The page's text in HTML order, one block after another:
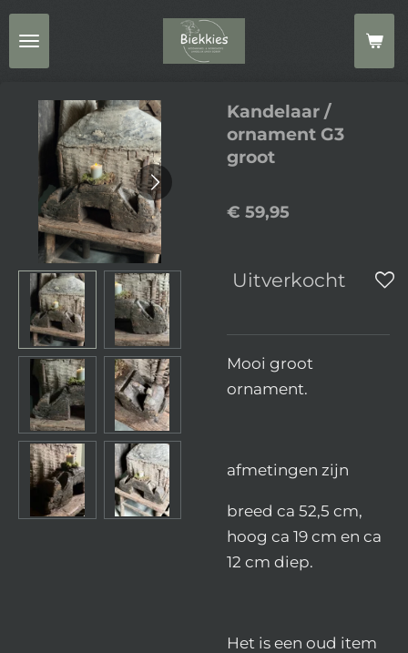
Ga
direct
naar
hoofdinhoud
Kandelaar /
ornament G3
groot
€ 59,95
Uitverkocht
Mooi groot
ornament.
afmetingen zijn
breed ca 52,5 cm,
hoog ca 19 cm en ca
12 cm diep.
Het is een oud item